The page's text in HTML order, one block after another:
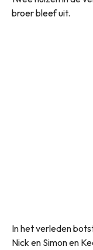
broer bleef uit.
In het verleden
Nick en Simon en